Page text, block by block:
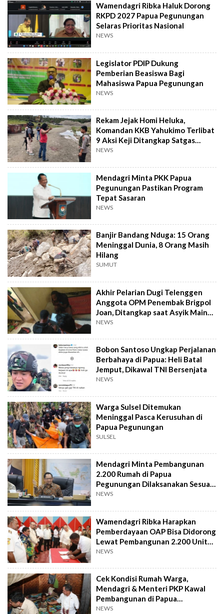
Wamendagri Ribka Haluk Dorong
RKPD 2027 Papua Pegunungan
Selaras Prioritas Nasional
NEWS
Legislator PDIP Dukung
Pemberian Beasiswa Bagi
Mahasiswa Papua Pegunungan
NEWS
Rekam Jejak Homi Heluka,
Komandan KKB Yahukimo Terlibat
9 Aksi Keji Ditangkap Satgas
Damai Cartenz
NEWS
Mendagri Minta PKK Papua
Pegunungan Pastikan Program
Tepat Sasaran
NEWS
Banjir Bandang Nduga: 15 Orang
Meninggal Dunia, 8 Orang Masih
Hilang
SUMUT
Akhir Pelarian Dugi Telenggen
Anggota OPM Penembak Brigpol
Joan, Ditangkap saat Asyik Main
HP
NEWS
Bobon Santoso Ungkap Perjalanan
Berbahaya di Papua: Heli Batal
Jemput, Dikawal TNI Bersenjata
NEWS
Warga Sulsel Ditemukan
Meninggal Pasca Kerusuhan di
Papua Pegunungan
SULSEL
Mendagri Minta Pembangunan
2.200 Rumah di Papua
Pegunungan Dilaksanakan Sesuai
Arahan Presiden
NEWS
Wamendagri Ribka Harapkan
Pemberdayaan OAP Bisa Didorong
Lewat Pembangunan 2.200 Unit
Rumah
NEWS
Cek Kondisi Rumah Warga,
Mendagri & Menteri PKP Kawal
Pembangunan di Papua
Pegunungan
NEWS